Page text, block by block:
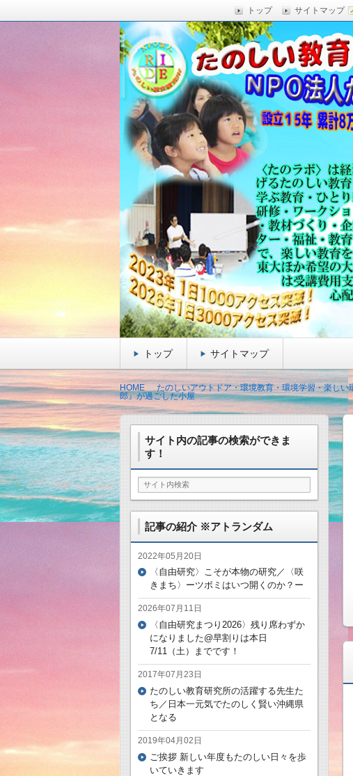
トップ サイトマップ
たのしい教育研究所（沖
楽しい授業,たのしい授業,楽しい自由研究,面
い,RIDE,沖縄県 教育,たのしい授業,たのし
Education,楽しい授業,教育技術,教育方法,内
力向上,教育技術,教育方法,沖縄 教育問題
教員採用試験,沖縄 教育,たのしい教育,沖縄の
科学,たのしい科学,たのしく学び 一生ものの
う,いっきゅうハカセ,アドラー 心理学,面白
グ,教員採用試験,名人,採用試験,合格,セミナ
向上,沖縄の教育,たのしい学力,補習,読み語り
さでクリエイトするプロフェッショなる集団
立四年で17000人以上に授業を実施,99％の
由研究.しまくとぅば,島言葉,
トップ サイトマップ
HOME たのしいアウトドア・環境教育・環境学習・楽し
郎』が過ごした小屋
サイト内の記事の検索ができま
す！
記事の紹介 ※アトランダム
2022年05月20日
〈自由研究〉こそが本物の研究／〈咲
きまち〉ーツボミはいつ開くのか？ー
2026年07月11日
〈自由研究まつり2026〉残り席わずか
になりました@早割りは本日
7/11（土）までです！
2017年07月23日
たのしい教育研究所の活躍する先生た
ち／日本一元気でたのしく賢い沖縄県
となる
2019年04月02日
ご挨拶 新しい年度もたのしい日々を歩
いていきます